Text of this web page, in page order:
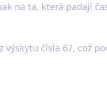
na ta, která padají
výskytu čísla 67, což